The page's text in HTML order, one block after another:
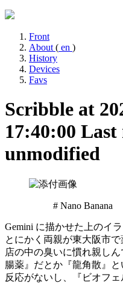
Front
About ( en )
History
Devices
Favs
Scribble at
17:40:00 Last
unmodified
# Nano Banana
Gemini に描かせた上のイ
とにかく両親が東大阪市
店の中の臭いに慣れ親し
腸薬』だとか『龍角散』
反応がないし、『ビオフ